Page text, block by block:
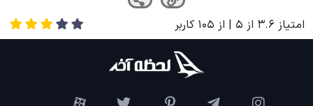
امتیاز 3.6 از 5 | از 105 کاربر